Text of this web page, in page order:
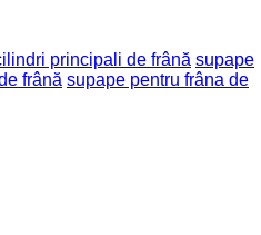
principali de frână supape
frână supape pentru frâna de